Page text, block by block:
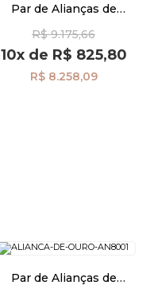
Par de Alianças de
4,0mm al40049
R$ 9.175,66
10xde R$ 825,80
R$ 8.258,09
Par de Alianças de